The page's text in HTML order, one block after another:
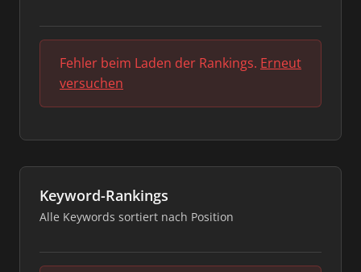
Fehler beim Laden der Rankings. Erneut
versuchen
Keyword-Rankings
Alle Keywords sortiert nach Position